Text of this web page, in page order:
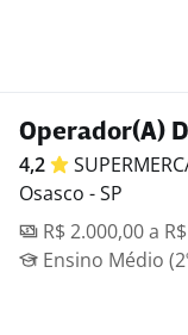
Operador(A)
4,2
Osasco - SP
R$ 2.000,00 a
Ensino Médio